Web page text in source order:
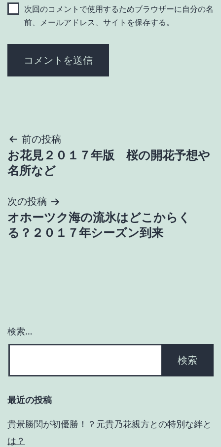
次回のコメントで使用するためブラウザーに自分の名
前、メールアドレス、サイトを保存する。
投
稿
ビ
ゲ
ン
前の投稿
お花見２０１７年版 桜の開花予想や
名所など
次の投稿
オホーツク海の流氷はどこからく
る？２０１７年シーズン到来
検索…
最近の投稿
貴景勝関が初優勝！？元貴乃花親方との特別な絆と
は？